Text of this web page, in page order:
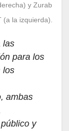
y Zurab
la izquierda).
las
para los
los
ambas
y